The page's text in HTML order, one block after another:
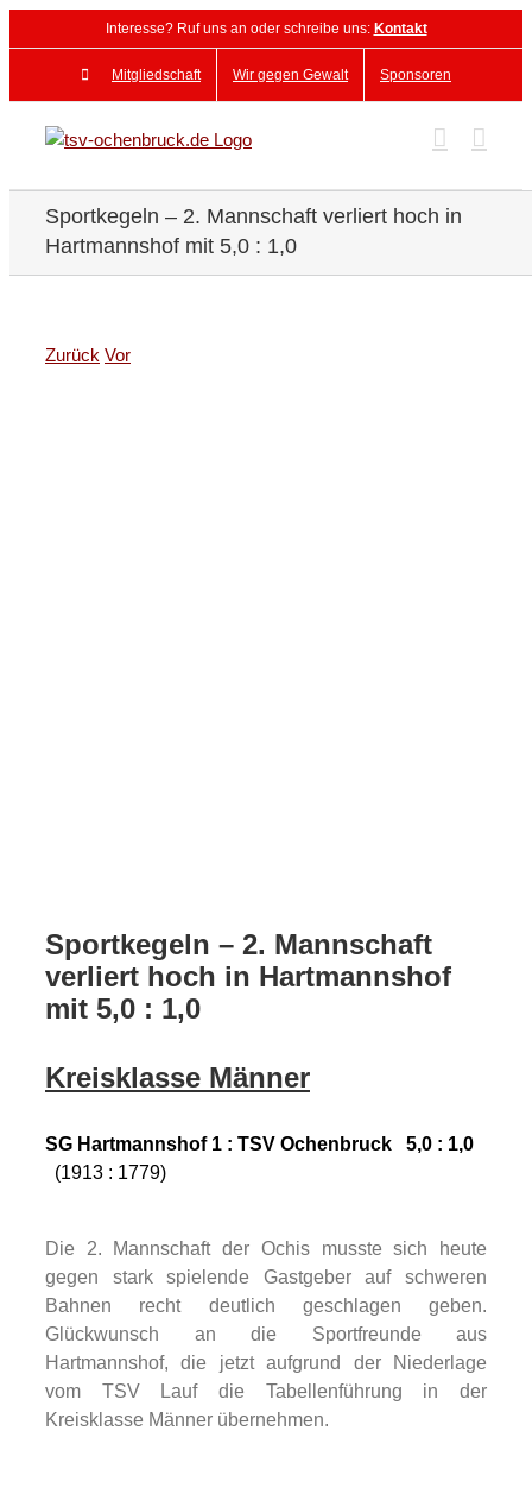
Inhalt
Interesse? Ruf uns an oder schreibe uns: Kontakt
Mitgliedschaft Wir gegen Gewalt Sponsoren
Sportkegeln – 2. Mannschaft verliert hoch in
Hartmannshof mit 5,0 : 1,0
Zurück Vor
Sportkegeln – 2. Mannschaft
verliert hoch in Hartmannshof
mit 5,0 : 1,0
Kreisklasse Männer
SG Hartmannshof 1 : TSV Ochenbruck 5,0 : 1,0
(1913 : 1779)
Die 2. Mannschaft der Ochis musste sich heute
gegen stark spielende Gastgeber auf schweren
Bahnen recht deutlich geschlagen geben.
Glückwunsch an die Sportfreunde aus
Hartmannshof, die jetzt aufgrund der Niederlage
vom TSV Lauf die Tabellenführung in der
Kreisklasse Männer übernehmen.